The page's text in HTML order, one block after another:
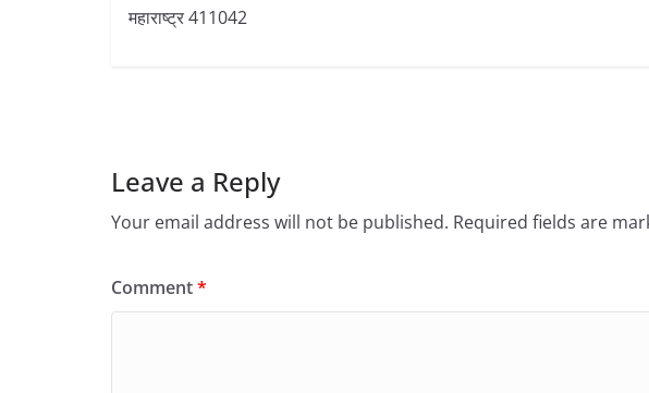
महाराष्ट्र 411042
Leave a Reply
Your email address will not be published. Required fields are
Comment*